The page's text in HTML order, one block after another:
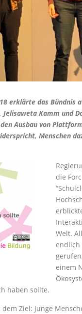
erklärte das Bündnis
Kamm und
Ausbau von
Menschen
die
Welt.
endlich
einem
haben sollte.
Ziel: Junge